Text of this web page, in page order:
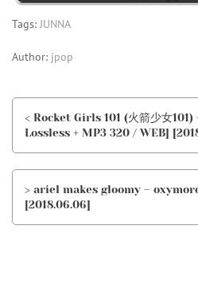
Tags:JUNNA
Author: jpop
< Rocket Girls 101 (火箭少女
Lossless + MP3 320 / WEB]
> ariel makes gloomy –
[2018.06.06]